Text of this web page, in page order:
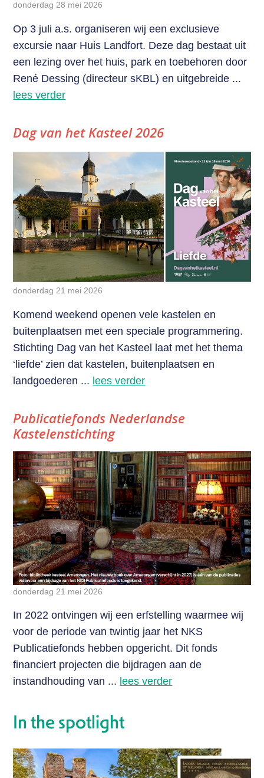
donderdag 28 mei 2026
Op 3 juli a.s. organiseren wij een exclusieve
excursie naar Huis Landfort. Deze dag bestaat uit
een lezing over het huis, park en toebehoren door
René Dessing (directeur sKBL) en uitgebreide ...
lees verder
Dag van het Kasteel 2026
donderdag 21 mei 2026
Komend weekend openen vele kastelen en
buitenplaatsen met een speciale programmering.
Stichting Dag van het Kasteel laat met het thema
‘liefde’ zien dat kastelen, buitenplaatsen en
landgoederen ... lees verder
Publicatiefonds Nederlandse
Kastelenstichting
donderdag 21 mei 2026
In 2022 ontvingen wij een erfstelling waarmee wij
voor de periode van twintig jaar het NKS
Publicatiefonds hebben opgericht. Dit fonds
financiert projecten die bijdragen aan de
instandhouding van ... lees verder
In the spotlight